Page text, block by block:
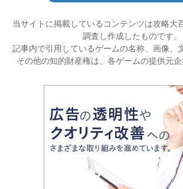
当サイトに掲載しているコンテンツは攻略大
調査し作成したものです。
記事内で引用しているゲームの名称、画像、
その他の知的財産権は、各ゲームの提供元企